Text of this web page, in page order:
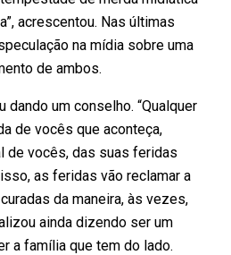
acrescentou. Nas últimas
na mídia sobre uma
de ambos.
um conselho. “Qualquer
de vocês que aconteça,
de vocês, das suas feridas
as feridas vão reclamar a
da maneira, às vezes,
ainda dizendo ser um
a família que tem do lado.